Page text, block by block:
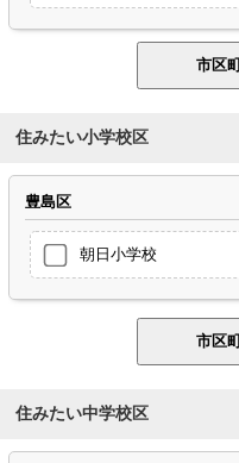
住みたい小学校区
豊島区
朝日小学校
住みたい中学校区